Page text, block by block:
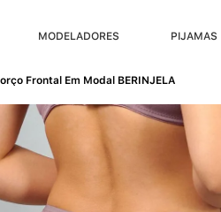
MODELADORES PIJAMAS
Frontal Em Modal BERINJELA